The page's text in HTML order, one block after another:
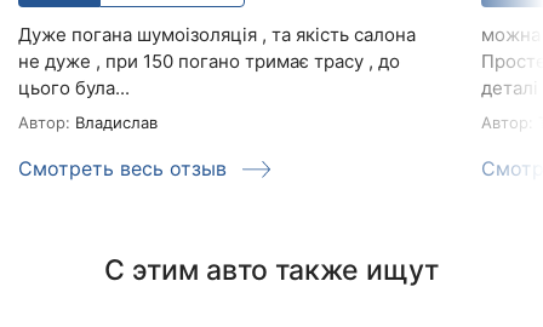
Дуже погана шумоізоляція , та якість салона
не дуже , при 150 погано тримає трасу , до
цього була...
Автор: Владислав
Смотреть весь отзыв
можна
Автор:
С этим авто также ищут